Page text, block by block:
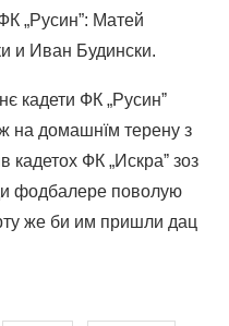
„Русин”: Матей
и Иван Будински.
кадети ФК „Русинˮ
на домашнїм терену з
кадетох ФК „Искраˮ зоз
фодбалере поволую
же би им пришли дац